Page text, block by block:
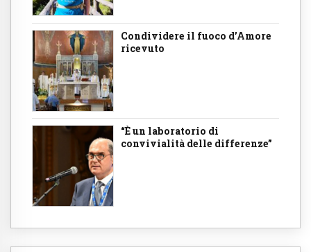
Condividere il fuoco d’Amore
ricevuto
“È un laboratorio di
convivialità delle differenze”